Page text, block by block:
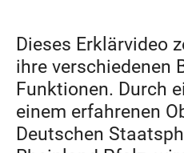
Dieses Erklärvideo
ihre verschiedenen
Funktionen. Durch
einem erfahrenen
Deutschen